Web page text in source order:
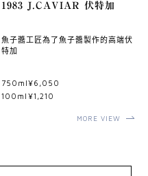
1983 J.CAVIAR 伏特加
魚子醬工匠為了魚子醬製作的高端伏
特加
750ml¥6,050
100ml ¥1,210
MORE VIEW